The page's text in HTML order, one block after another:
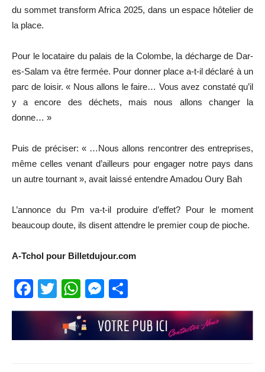
du sommet transform Africa 2025, dans un espace hôtelier de
la place.
Pour le locataire du palais de la Colombe, la décharge de Dar-
es-Salam va être fermée. Pour donner place a-t-il déclaré à un
parc de loisir. « Nous allons le faire… Vous avez constaté qu’il
y a encore des déchets, mais nous allons changer la
donne… »
Puis de préciser: « …Nous allons rencontrer des entreprises,
même celles venant d’ailleurs pour engager notre pays dans
un autre tournant », avait laissé entendre Amadou Oury Bah
L’annonce du Pm va-t-il produire d’effet? Pour le moment
beaucoup doute, ils disent attendre le premier coup de pioche.
A-Tchol pour Billetdujour.com
Facebook
TwitterWhatsApp
Messenger